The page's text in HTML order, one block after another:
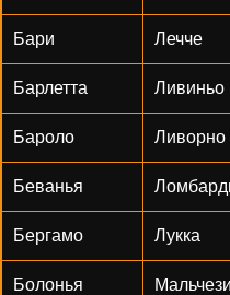
Бари Лечче
Барлетта Ливиньо
Бароло Ливорно
Беванья
Бергамо Лукка
Болонья